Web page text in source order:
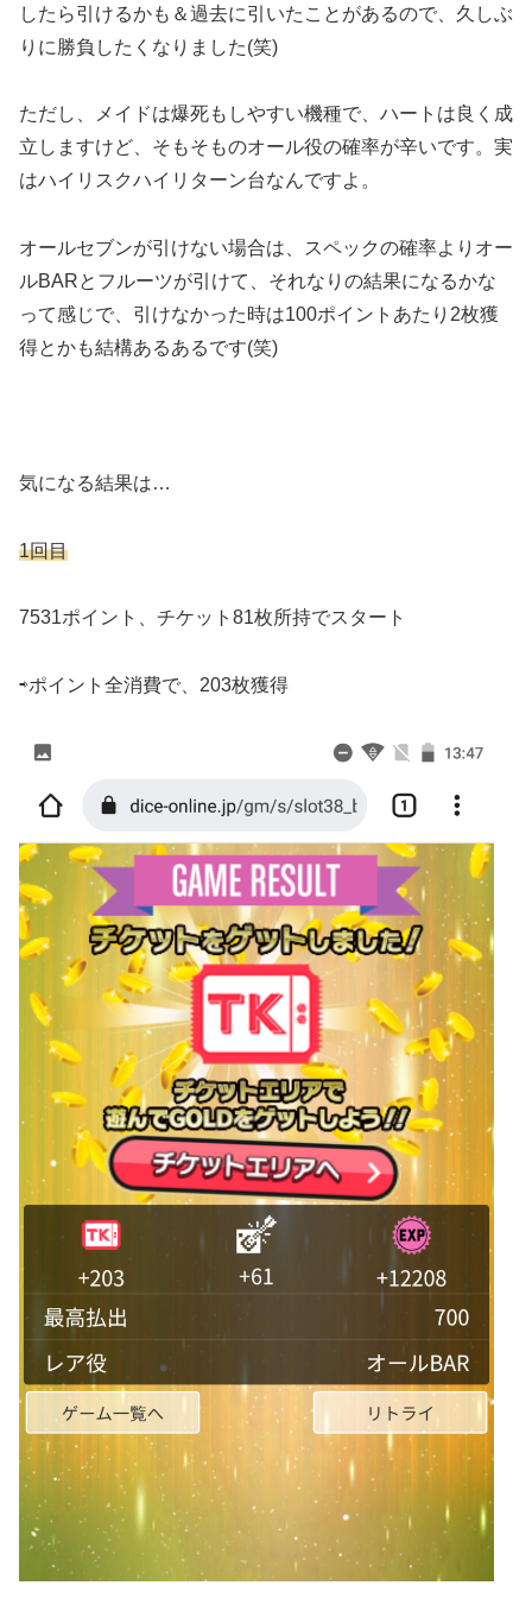
したら引けるかも＆過去に引いたことがあるので、久しぶ
りに勝負したくなりました(笑)
ただし、メイドは爆死もしやすい機種で、ハートは良く成
立しますけど、そもそものオール役の確率が辛いです。 実
はハイリスクハイリターン台なんですよ。
オールセブンが引けない場合は、スペックの確率よりオー
ルBARとフルーツが引けて、それなりの結果になるかな
って感じで、引けなかった時は100ポイントあたり2枚獲
得とかも結構あるあるです(笑)
気になる結果は…
1回目
7531ポイント、チケット81枚所持でスタート
⇨ポイント全消費で、203枚獲得